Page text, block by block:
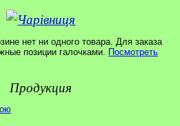
нет ни одного товара. Для заказа
позиции галочками. Посмотреть
Продукция